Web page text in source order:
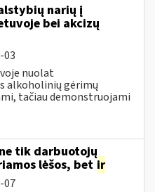
narių į
bei akcizų
03
nuolat
alkoholinių gėrimų
tačiau demonstruojami
tik darbuotojų
lėšos, bet ir
07